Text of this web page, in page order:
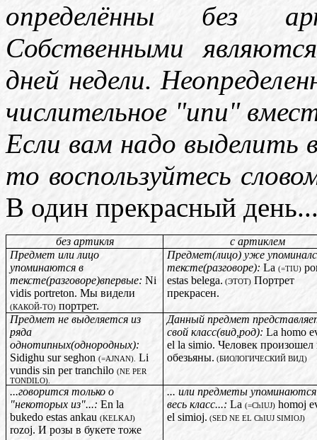
определённы без
Собственными
дней недели.
числительное "unu"
Если вам надо выделить
то воспользуйтесь
В один прекрасный
без артикля
с артиклем
Предмет или лицо
упоминаются в
тексте(разговоре)впервые: Ni
vidis portreton. Мы видели
(КАКОЙ-ТО)портрет.
Предмет(лицо) уже
тексте(разговоре): La (=TIU)
estas belega. (ЭТОТ)Портрет
прекрасен.
Предмет не выделяется из
ряда
однотипных(однородных):
Sidighu sur seghon (=AJNAN).
Li
vundis sin per tranchilo (NE PER
TONDILO).
Данный предмет
свой класс(вид,род): La homo
el la simio. Человек произошел
обезьяны. (БИОЛОГИЧЕСКИЙ ВИД)
...говорится только о
"некоторых из"...: En la
bukedo estas ankau (KELKAJ)
rozoj. И розы в букете тоже
... или предметы упоминаются
весь класс...: La (=ChIUJ)homoj
el simioj. (SED NE EL ChIUJ SIMIOJ)